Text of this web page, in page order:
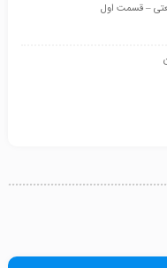
– قسمت اول